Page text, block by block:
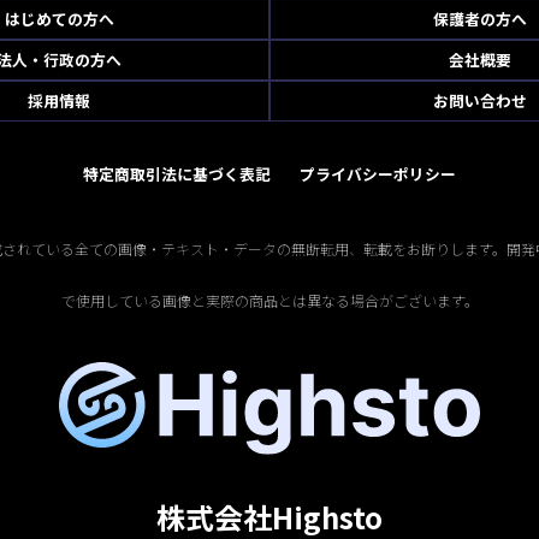
はじめての方へ
保護者の方へ
人・行政の方へ
会社概要
採用情報
お問い合わせ
特定商取引法に基づく表記 プライバシーポリシー
れている全ての画像・テキスト・データの無断転用、転載をお断りします。開
で使用している画像と実際の商品とは異なる場合がございます。
株式会社Highsto